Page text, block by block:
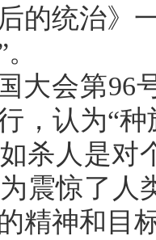
的统治》
大会第96
，认为“
杀人是对
震惊了
精神和目